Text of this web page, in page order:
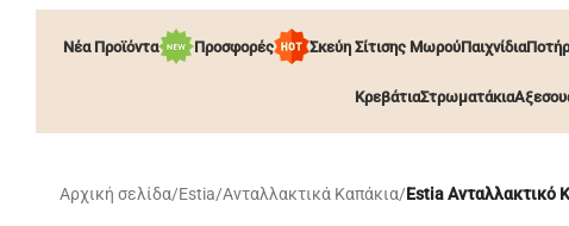
Νέα Προϊόντα Προσφορές Σκεύη Σίτισης ΜωρούΠαιχνίδια
ΚρεβάτιαΣτρωματάκια
Αρχική σελίδα/Estia/Ανταλλακτικά Καπάκια/Estia Ανταλλακτικό